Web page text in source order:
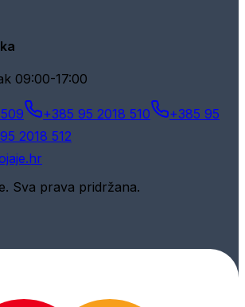
09:00-17:00
+385 95 2018 510
+385 95
2018 512
Sva prava pridržana.